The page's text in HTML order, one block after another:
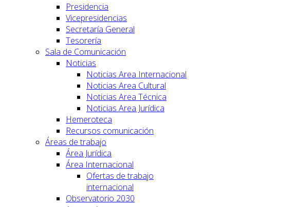
Presidencia
Vicepresidencias
Secretaría General
Tesorería
Sala de Comunicación
Noticias
Noticias Area Internacional
Noticias Area Cultural
Noticias Area Técnica
Noticias Area Jurídica
Hemeroteca
Recursos comunicación
Áreas de trabajo
Área Jurídica
Área Internacional
Ofertas de trabajo
internacional
Observatorio 2030